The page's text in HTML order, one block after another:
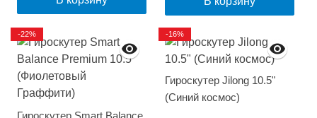
-22%
Гироскутер Jilong 10.5"
(Синий космос)
-16%